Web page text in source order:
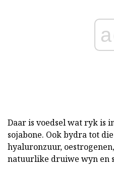
Daar is voedsel wat ryk is
sojabone. Ook bydra tot
hyaluronzuur,
natuurlike druiwe wyn en